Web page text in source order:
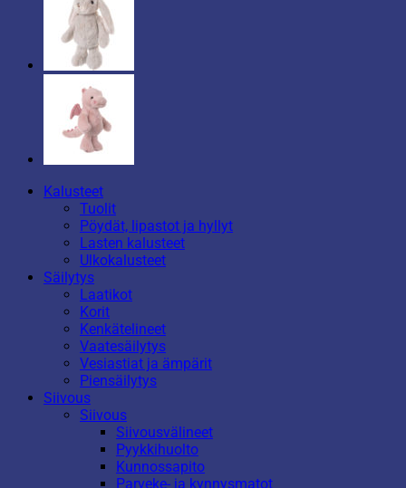
Kalusteet
Tuolit
Pöydät, lipastot ja hyllyt
Lasten kalusteet
Ulkokalusteet
Säilytys
Laatikot
Korit
Kenkätelineet
Vaatesäilytys
Vesiastiat ja ämpärit
Piensäilytys
Siivous
Siivous
Siivousvälineet
Pyykkihuolto
Kunnossapito
Parveke- ja kynnysmatot